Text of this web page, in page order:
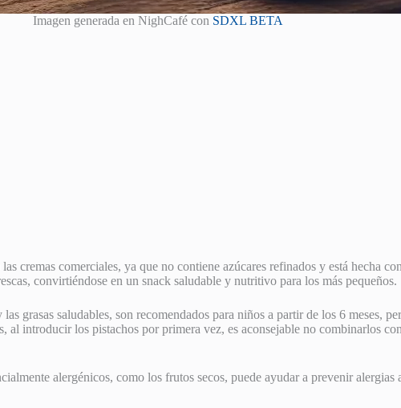
Imagen generada en NighCafé con SDXL BETA
cremas comerciales, ya que no contiene azúcares refinados y está hecha
convirtiéndose en un snack saludable y nutritivo para los más pequeños.
grasas saludables, son recomendados para niños a partir de los 6 meses,
al introducir los pistachos por primera vez, es aconsejable no combinarlos
alergénicos, como los frutos secos, puede ayudar a prevenir alergias